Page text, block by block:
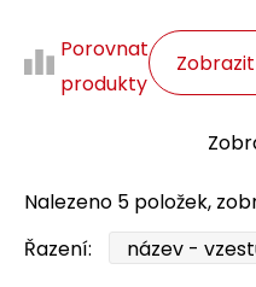
Porovnat
produkty
Nalezeno 5 položek,
Řazení: